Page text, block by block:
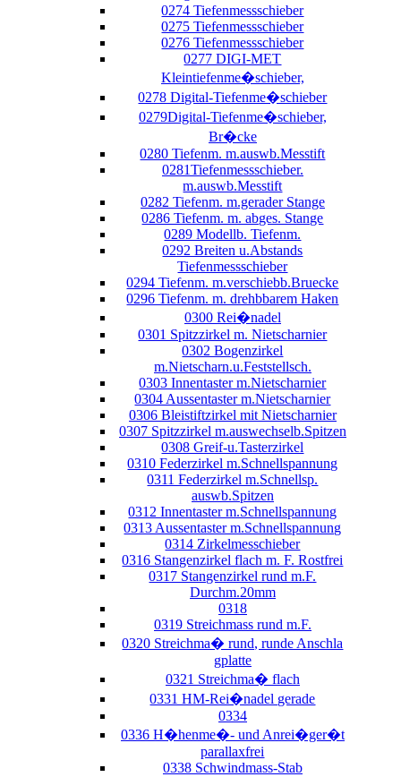
0274 Tiefenmessschieber
0275 Tiefenmessschieber
0276 Tiefenmessschieber
0277 DIGI-MET
Kleintiefenme�schieber,
0278 Digital-Tiefenme�schieber
0279Digital-Tiefenme�schieber,
Br�cke
0280 Tiefenm. m.auswb.Messtift
0281Tiefenmessschieber.
m.auswb.Messtift
0282 Tiefenm. m.gerader Stange
0286 Tiefenm. m. abges. Stange
0289 Modellb. Tiefenm.
0292 Breiten u.Abstands
Tiefenmessschieber
0294 Tiefenm. m.verschiebb.Bruecke
0296 Tiefenm. m. drehbbarem Haken
0300 Rei�nadel
0301 Spitzzirkel m. Nietscharnier
0302 Bogenzirkel
m.Nietscharn.u.Feststellsch.
0303 Innentaster m.Nietscharnier
0304 Aussentaster m.Nietscharnier
0306 Bleistiftzirkel mit Nietscharnier
0307 Spitzzirkel m.auswechselb.Spitzen
0308 Greif-u.Tasterzirkel
0310 Federzirkel m.Schnellspannung
0311 Federzirkel m.Schnellsp.
auswb.Spitzen
0312 Innentaster m.Schnellspannung
0313 Aussentaster m.Schnellspannung
0314 Zirkelmesschieber
0316 Stangenzirkel flach m. F. Rostfrei
0317 Stangenzirkel rund m.F.
Durchm.20mm
0318
0319 Streichmass rund m.F.
0320 Streichma� rund, runde Anschla
gplatte
0321 Streichma� flach
0331 HM-Rei�nadel gerade
0334
0336 H�henme�- und Anrei�ger�t
parallaxfrei
0338 Schwindmass-Stab